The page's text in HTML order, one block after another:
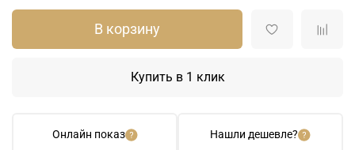
Онлайн показ Нашли дешевле?
В корзину
Купить в 1 клик